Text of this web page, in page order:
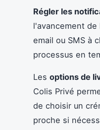
Régler les
l'avancement
email ou SMS à
processus en
Les options de
Colis Privé
de choisir un
proche si